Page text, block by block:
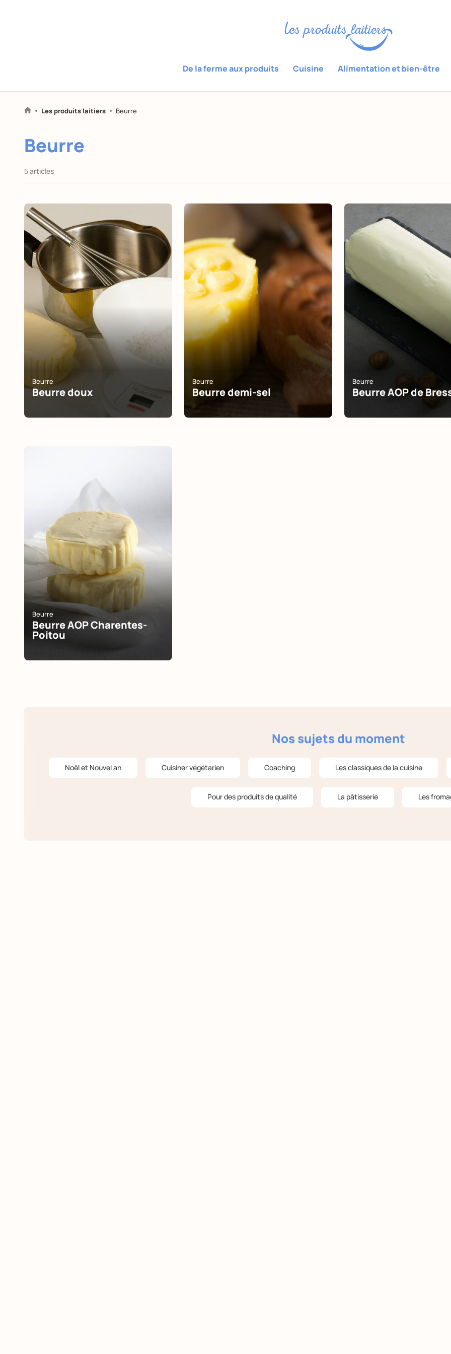
De la ferme aux produits Cuisine Alimentation et bien-être
Les produits laitiers Beurre
Beurre
5 articles
Beurre
Beurre doux
Beurre
Beurre demi-sel
Beurre
Beurre AOP de
Beurre
Beurre AOP Charentes-
Poitou
Nos sujets du moment
Noël et Nouvel an Cuisiner végétarien Coaching Les classiques de la cuisine
Pour des produits de qualité La pâtisserie Les